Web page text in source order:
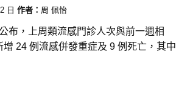
日 作者： 周 佩怡
布，上周類流感門診人次與前一週相
增 24 例流感併發重症及 9 例死亡，其中